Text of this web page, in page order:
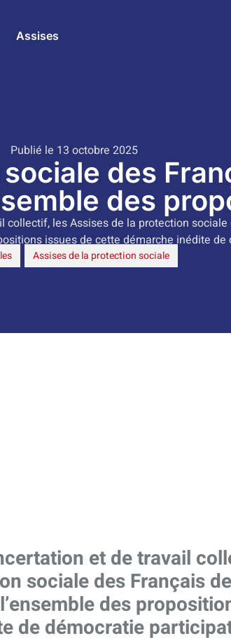
Assises
Publié le 13 octobre 2025
des
des
les Assises de la protection sociale
issues de cette démarche inédite
Assises de la protection sociale
et de travail
sociale des Français
des
de démocratie